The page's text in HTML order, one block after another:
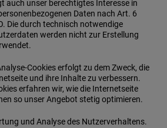
auch unser berechtigtes Interesse in
Daten nach Art. 6
Die durch technisch notwendige
werden nicht zur Erstellung
Cookies erfolgt zu dem Zweck, die
und ihre Inhalte zu verbessern.
erfahren wir, wie die Internetseite
so unser Angebot stetig optimieren.
und Analyse des Nutzerverhaltens.